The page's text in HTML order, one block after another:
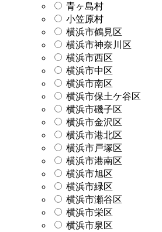
青ヶ島村
小笠原村
横浜市鶴見区
横浜市神奈川区
横浜市西区
横浜市中区
横浜市南区
横浜市保土ケ谷区
横浜市磯子区
横浜市金沢区
横浜市港北区
横浜市戸塚区
横浜市港南区
横浜市旭区
横浜市緑区
横浜市瀬谷区
横浜市栄区
横浜市泉区